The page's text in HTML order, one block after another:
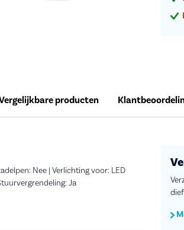
producten
Nee | Verlichting voor: LED
Ja